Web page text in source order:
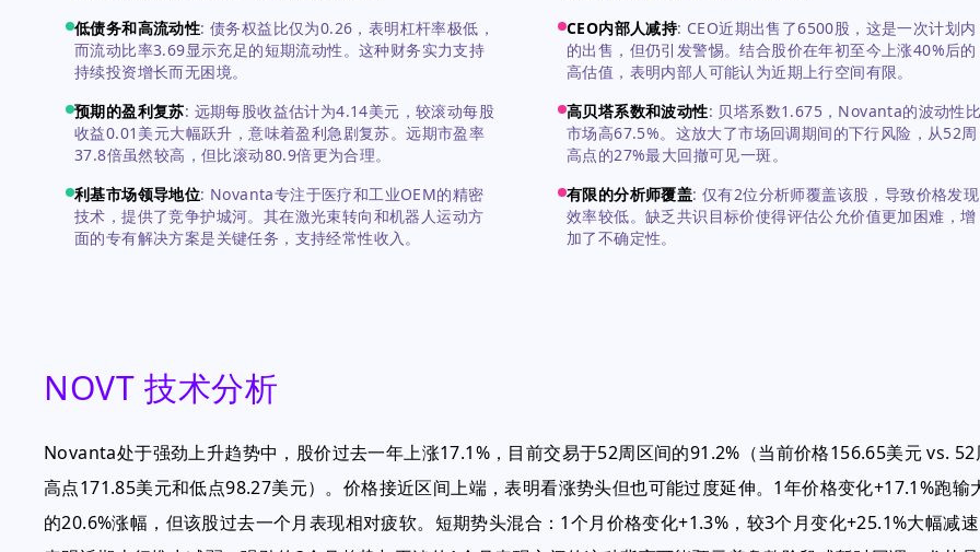
低债务和高流动性:债务权益比仅为0.26，表明杠杆率极低，
而流动比率3.69显示充足的短期流动性。这种财务实力支持
持续投资增长而无困境。
预期的盈利复苏: 远期每股收益估计为4.14美元，较滚动每股
收益0.01美元大幅跃升，意味着盈利急剧复苏。远期市盈率
37.8倍虽然较高，但比滚动80.9倍更为合理。
利基市场领导地位: Novanta专注于医疗和工业OEM的精密
技术，提供了竞争护城河。其在激光束转向和机器人运动方
面的专有解决方案是关键任务，支持经常性收入。
CEO内部人减持: CEO近期出售了6500股，这是一次计划内
的出售，但仍引发警惕。结合股价在年初至今上涨40%后的
高估值，表明内部人可能认为近期上行空间有限。
高贝塔系数和波动性: 贝塔系数1.675，Novanta的波动性比
市场高67.5%。这放大了市场回调期间的下行风险，从52周
高点的27%最大回撤可见一斑。
有限的分析师覆盖:仅有2位分析师覆盖该股，导致价格发现
效率较低。缺乏共识目标价使得评估公允价值更加困难，增
加了不确定性。
NOVT 技术分析
Novanta处于强劲上升趋势中，股价过去一年上涨17.1%，目前交易于52周区间的91.2%（当前价格156.65美元 vs. 52
高点171.85美元和低点98.27美元）。价格接近区间上端，表明看涨势头但也可能过度延伸。1年价格变化+17.1%跑输
的20.6%涨幅，但该股过去一个月表现相对疲软。短期势头混合：1个月价格变化+1.3%，较3个月变化+25.1%大幅减速